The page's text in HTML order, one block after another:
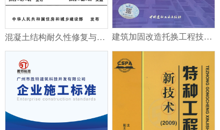
混凝土结构耐久性修复与防护技术规程 JGJ/T 259-2012 建筑加固改造托换工程技术实例100例